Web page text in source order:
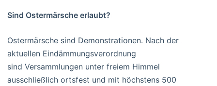
Sind Ostermärsche erlaubt?
Ostermärsche sind Demonstrationen. Nach der
aktuellen Eindämmungsverordnung
sind Versammlungen unter freiem Himmel
ausschließlich ortsfest und mit höchstens 500